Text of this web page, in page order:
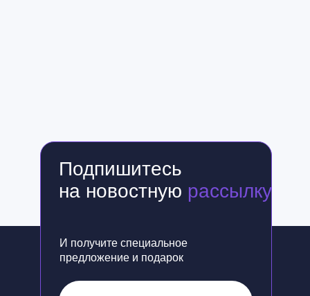
Подпишитесь
на новостную рассылку
И получите специальное
предложение и подарок